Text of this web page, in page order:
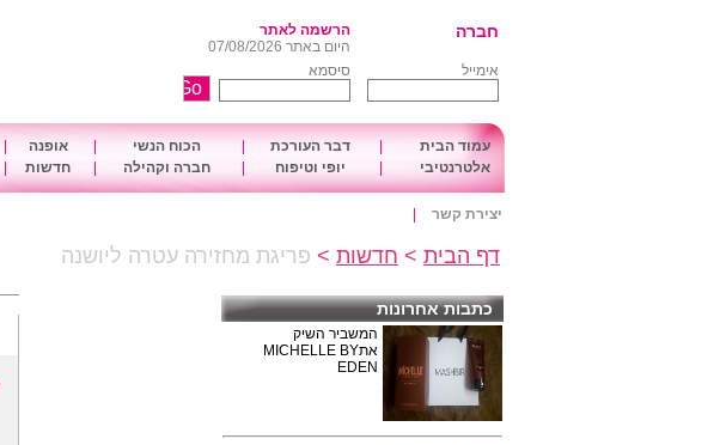
חברה
הרשמה לאתר
היום באתר 07/08/2026
אימייל
סיסמא
עמוד הבית דבר העורכת הכוח הנשי אופנה
אלטרנטיבי
יופי וטיפוח חברה וקהילה חדשות
יצירת קשר
דף הבית > חדשות > פריגת מחזירה עטרה ליושנה
כתבות אחרונות
המשביר השיק
אתMICHELLE BY
EDEN